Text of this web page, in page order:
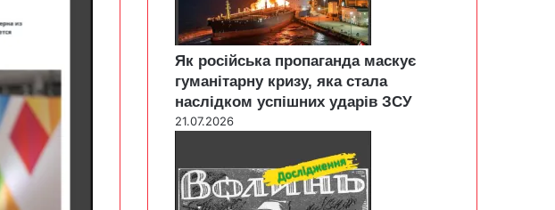
Як російська пропаганда маскує
гуманітарну кризу, яка стала
наслідком успішних ударів ЗСУ
21.07.2026